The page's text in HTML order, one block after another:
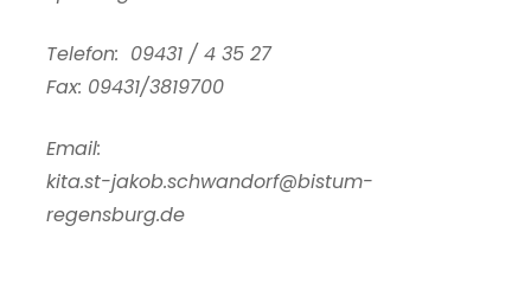
Telefon: 09431 / 4 35 27
Fax: 09431/3819700
Email:
kita.st-jakob.schwandorf@bistum-
regensburg.de